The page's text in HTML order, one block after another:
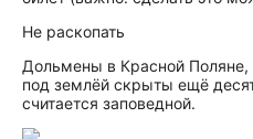
Не раскопать
Дольмены в Красной Поляне,
под землёй скрыты ещё
считается заповедной.